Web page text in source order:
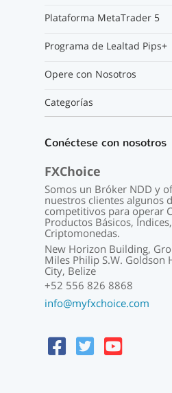
Plataforma MetaTrader 5
Programa de Lealtad Pips+
Opere con Nosotros
Categorías
Conéctese con nosotros
FXChoice
Somos un Bróker NDD y
nuestros clientes algunos
competitivos para operar
Productos Básicos,
Criptomonedas.
New Horizon Building,
Miles Philip S.W. Goldson
City, Belize
+52 556 826 8868
info@myfxchoice.com